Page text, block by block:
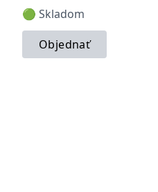
🟢 Skladom
Objednať